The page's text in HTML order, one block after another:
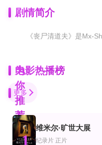
剧情简介
《丧尸清道夫》是
为
你
推
荐
HDHD
电影热播榜
更多
1
维米尔·旷世大展
纪录片 正片